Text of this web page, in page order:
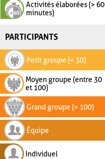
Activités élaborées (> 60
minutes)
PARTICIPANTS
Petit groupe (< 30)
Moyen groupe (entre 30
et 100)
Grand groupe (> 100)
Équipe
Individuel